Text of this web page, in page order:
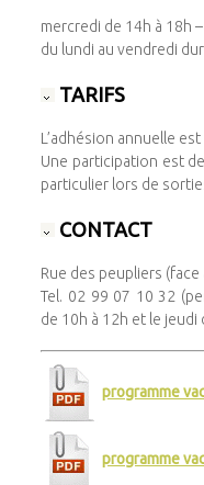
mercredi de 14h à 18h
du lundi au vendredi
TARIFS
L’adhésion annuelle est
Une participation est
particulier lors de
CONTACT
Rue des peupliers
Tel. 02 99 07 10 32
de 10h à 12h et le jeudi
programme
programme